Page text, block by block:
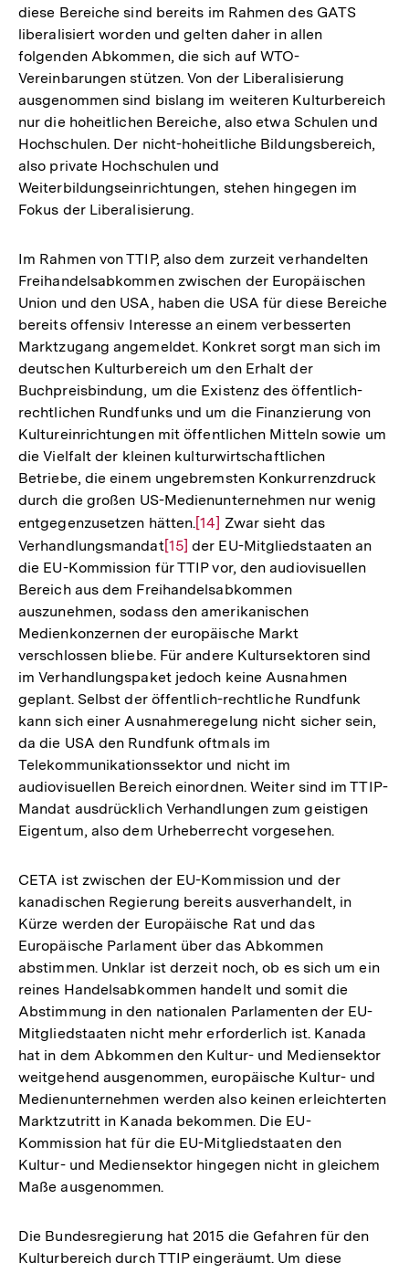
diese Bereiche sind bereits im Rahmen des GATS
liberalisiert worden und gelten daher in allen
folgenden Abkommen, die sich auf WTO-
Vereinbarungen stützen. Von der Liberalisierung
ausgenommen sind bislang im weiteren Kulturbereich
nur die hoheitlichen Bereiche, also etwa Schulen und
Hochschulen. Der nicht-hoheitliche Bildungsbereich,
also private Hochschulen und
Weiterbildungseinrichtungen, stehen hingegen im
Fokus der Liberalisierung.
Im Rahmen von TTIP, also dem zurzeit verhandelten
Freihandelsabkommen zwischen der Europäischen
Union und den USA, haben die USA für diese Bereiche
bereits offensiv Interesse an einem verbesserten
Marktzugang angemeldet. Konkret sorgt man sich im
deutschen Kulturbereich um den Erhalt der
Buchpreisbindung, um die Existenz des öffentlich-
rechtlichen Rundfunks und um die Finanzierung von
Kultureinrichtungen mit öffentlichen Mitteln sowie um
die Vielfalt der kleinen kulturwirtschaftlichen
Betriebe, die einem ungebremsten Konkurrenzdruck
durch die großen US-Medienunternehmen nur wenig
entgegenzusetzen hätten.Zur
Auflösung
der
Fußnote
[14] Zwar sieht das
VerhandlungsmandatZur
Auflösung
der
Fußnote
[15] der EU-Mitgliedstaaten an
die EU-Kommission für TTIP vor, den audiovisuellen
Bereich aus dem Freihandelsabkommen
auszunehmen, sodass den amerikanischen
Medienkonzernen der europäische Markt
verschlossen bliebe. Für andere Kultursektoren sind
im Verhandlungspaket jedoch keine Ausnahmen
geplant. Selbst der öffentlich-rechtliche Rundfunk
kann sich einer Ausnahmeregelung nicht sicher sein,
da die USA den Rundfunk oftmals im
Telekommunikationssektor und nicht im
audiovisuellen Bereich einordnen. Weiter sind im TTIP-
Mandat ausdrücklich Verhandlungen zum geistigen
Eigentum, also dem Urheberrecht vorgesehen.
CETA ist zwischen der EU-Kommission und der
kanadischen Regierung bereits ausverhandelt, in
Kürze werden der Europäische Rat und das
Europäische Parlament über das Abkommen
abstimmen. Unklar ist derzeit noch, ob es sich um ein
reines Handelsabkommen handelt und somit die
Abstimmung in den nationalen Parlamenten der EU-
Mitgliedstaaten nicht mehr erforderlich ist. Kanada
hat in dem Abkommen den Kultur- und Mediensektor
weitgehend ausgenommen, europäische Kultur- und
Medienunternehmen werden also keinen erleichterten
Marktzutritt in Kanada bekommen. Die EU-
Kommission hat für die EU-Mitgliedstaaten den
Kultur- und Mediensektor hingegen nicht in gleichem
Maße ausgenommen.
Die Bundesregierung hat 2015 die Gefahren für den
Kulturbereich durch TTIP eingeräumt. Um diese